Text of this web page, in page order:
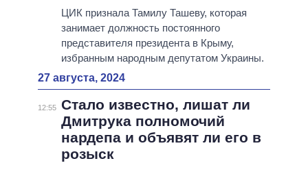
ЦИК признала Тамилу Ташеву, которая
занимает должность постоянного
представителя президента в Крыму,
избранным народным депутатом Украины.
27 августа, 2024
12:55 Стало известно, лишат ли
Дмитрука полномочий
нардепа и объявят ли его в
розыск